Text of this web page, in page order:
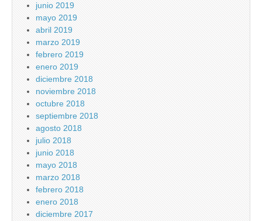
junio 2019
mayo 2019
abril 2019
marzo 2019
febrero 2019
enero 2019
diciembre 2018
noviembre 2018
octubre 2018
septiembre 2018
agosto 2018
julio 2018
junio 2018
mayo 2018
marzo 2018
febrero 2018
enero 2018
diciembre 2017